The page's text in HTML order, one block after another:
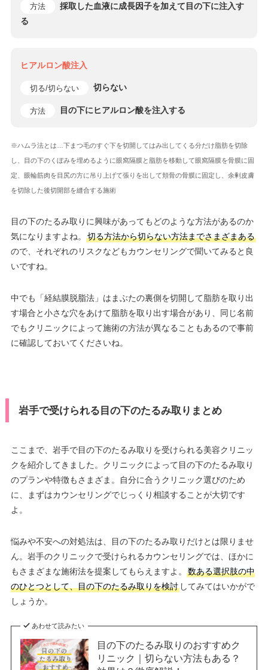
方法
採取した血液に成長因子を加えて目の下に注入す
る
ヒアルロン酸注入
切る/切らない 切らない
方法 目の下にヒアルロン酸を注入する
※ハムラ法とは…下まつ毛のすぐ下を切開してはみ出してくる分だけ脂肪を切除
し、目の下のくぼみを埋めるように眼窩隔膜と脂肪を移動して眼窩隔膜を骨膜に固
定、眼輪筋肉を目尻の方に吊り上げて張りを出して頬骨の骨膜に固定し、余剰皮膚
を切除した後切開部を縫合する施術
目の下のたるみ取りに興味があってもどのような方法があるのか
気になりますよね。
切る方法から切らない方法までさまざまある
ので、それぞれのリスクなどもカウンセリングで聞いてみると良
いですね。
中でも「経結膜脱脂法」はまぶたの裏側を切開して脂肪を取り出
す場合と小さな穴をあけて脂肪を取り出す場合があり、同じ名前
でもクリニックによって施術の方法が異なることもあるので事前
に確認しておいてくださいね。
岩手で受けられる目の下のたるみ取りまとめ
ここまで、岩手で目の下のたるみ取りを受けられる美容クリニッ
クを紹介してきました。クリニックによって目の下のたるみ取り
のプランや特徴もさまざま。自分に合うクリニック選びのため
に、まずはカウンセリングでじっくり相談することが大切です
よ。
悩みや不安への対処法は、目の下のたるみ取りだけとは限りませ
ん。岩手のクリニックで受けられるカウンセリングでは、ほかに
もさまざまな施術法を提案してもらえますよ。
数ある選択肢の中
のひとつとして、目の下のたるみ取りを検討してみてはいかがで
しょうか。
あわせて読みたい
目の下のたるみ取りのおすすめク
リニック｜切らない方法もある？